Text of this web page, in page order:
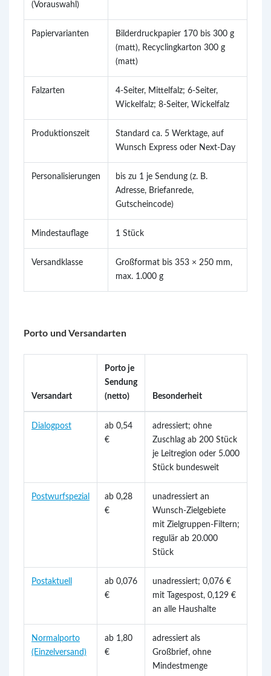
(Vorauswahl)
Papiervarianten
Bilderdruckpapier 170 bis 300 g
(matt), Recyclingkarton 300 g
(matt)
Falzarten
4-Seiter, Mittelfalz; 6-Seiter,
Wickelfalz; 8-Seiter, Wickelfalz
Produktionszeit
Standard ca. 5 Werktage, auf
Wunsch Express oder Next-Day
Personalisierungen
bis zu 1 je Sendung (z. B.
Adresse, Briefanrede,
Gutscheincode)
Mindestauflage 1 Stück
Versandklasse
Großformat bis 353 × 250 mm,
max. 1.000 g
Porto und Versandarten
Versandart
Porto je
Sendung
(netto)
Besonderheit
Dialogpost
ab 0,54
€
adressiert; ohne
Zuschlag ab 200 Stück
je Leitregion oder 5.000
Stück bundesweit
Postwurfspezial
ab 0,28
€
unadressiert an
Wunsch-Zielgebiete
mit Zielgruppen-Filtern;
regulär ab 20.000
Stück
Postaktuell
ab 0,076
€
unadressiert; 0,076 €
mit Tagespost, 0,129 €
an alle Haushalte
Normalporto
(Einzelversand)
ab 1,80
€
adressiert als
Großbrief, ohne
Mindestmenge